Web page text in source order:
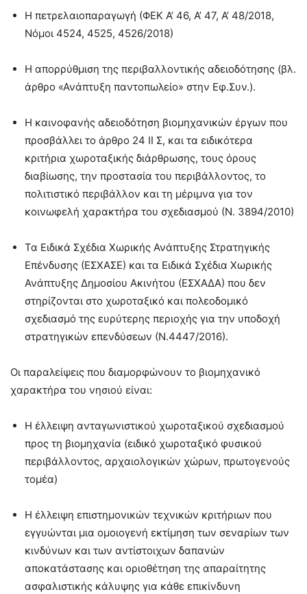
Η πετρελαιοπαραγωγή (ΦΕΚ Α’ 46, Α’ 47, Α’ 48/2018,
Νόμοι 4524, 4525, 4526/2018)
Η απορρύθμιση της περιβαλλοντικής αδειοδότησης (βλ.
άρθρο «Ανάπτυξη παντοπωλείο» στην Εφ.Συν.).
Η καινοφανής αδειοδότηση βιομηχανικών έργων που
προσβάλλει το άρθρο 24 ΙΙ Σ, και τα ειδικότερα
κριτήρια χωροταξικής διάρθρωσης, τους όρους
διαβίωσης, την προστασία του περιβάλλοντος, το
πολιτιστικό περιβάλλον και τη μέριμνα για τον
κοινωφελή χαρακτήρα του σχεδιασμού (Ν. 3894/2010)
Τα Ειδικά Σχέδια Χωρικής Ανάπτυξης Στρατηγικής
Επένδυσης (ΕΣΧΑΣΕ) και τα Ειδικά Σχέδια Χωρικής
Ανάπτυξης Δημοσίου Ακινήτου (ΕΣΧΑΔΑ) που δεν
στηρίζονται στο χωροταξικό και πολεοδομικό
σχεδιασμό της ευρύτερης περιοχής για την υποδοχή
στρατηγικών επενδύσεων (Ν.4447/2016).
Οι παραλείψεις που διαμορφώνουν το βιομηχανικό
χαρακτήρα του νησιού είναι:
Η έλλειψη ανταγωνιστικού χωροταξικού σχεδιασμού
προς τη βιομηχανία (ειδικό χωροταξικό φυσικού
περιβάλλοντος, αρχαιολογικών χώρων, πρωτογενούς
τομέα)
Η έλλειψη επιστημονικών τεχνικών κριτήριων που
εγγυώνται μια ομοιογενή εκτίμηση των σεναρίων των
κινδύνων και των αντίστοιχων δαπανών
αποκατάστασης και οριοθέτηση της απαραίτητης
ασφαλιστικής κάλυψης για κάθε επικίνδυνη